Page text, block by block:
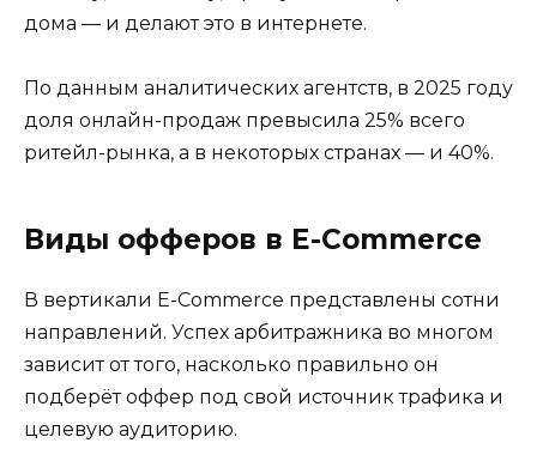
дома — и делают это в интернете.
По данным аналитических агентств, в 2025 году
доля онлайн-продаж превысила 25% всего
ритейл-рынка, а в некоторых странах — и 40%.
Виды офферов в E-Commerce
В вертикали E-Commerce представлены сотни
направлений. Успех арбитражника во многом
зависит от того, насколько правильно он
подберёт оффер под свой источник трафика и
целевую аудиторию.